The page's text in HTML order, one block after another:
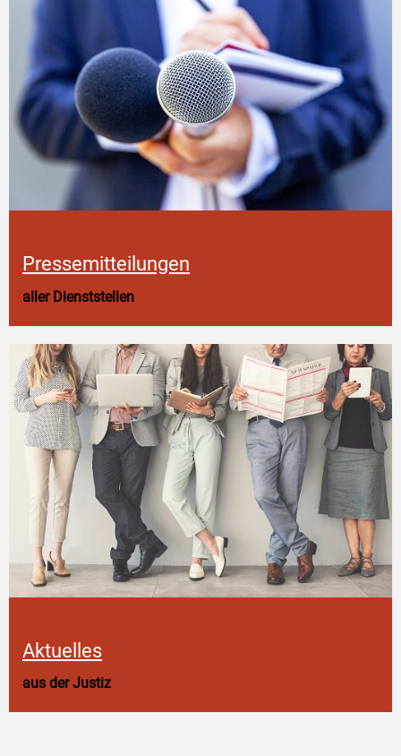
Pressemitteilungen
aller Dienststellen
Aktuelles
aus der Justiz